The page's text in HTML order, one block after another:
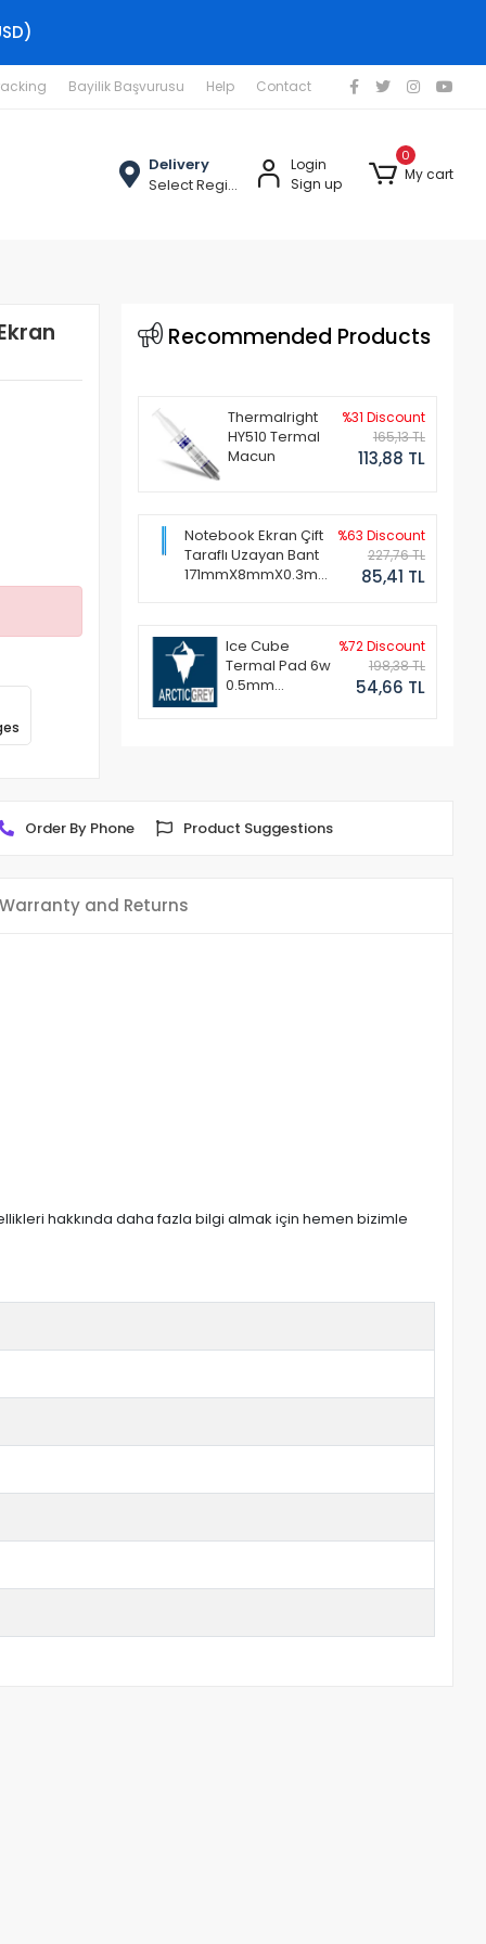
Bayilik Başvurusu Help Contact
Delivery
Select Region
Login
Sign up
0
My cart
Recommended Products
Thermalright
HY510 Termal
Macun
%31 Discount
165,13 TL
113,88 TL
Notebook Ekran Çift
Taraflı Uzayan Bant
171mmX8mmX0.3mm
%63 Discount
227,76 TL
85,41 TL
Ice Cube
Termal Pad 6w
0.5mm
%72 Discount
198,38 TL
54,66 TL
Order By Phone Product Suggestions
Warranty and Returns
hakkında daha fazla bilgi almak için hemen bizimle